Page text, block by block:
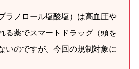
ラノロール塩酸塩）は高血圧や
る薬でスマートドラッグ（頭を
いのですが、今回の規制対象に